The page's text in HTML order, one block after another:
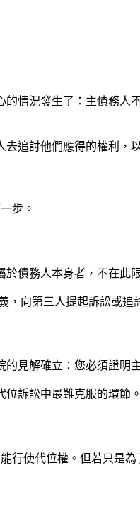
情況發生了：主債務人
追討他們應得的權利，
步。
債務人本身者，不在此限
，向第三人提起訴訟或追
的見解確立：您必須證明
訴訟中最難克服的環節。
行使代位權。但若只是